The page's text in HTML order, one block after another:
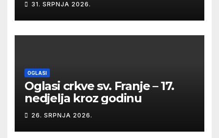
31. SRPNJA 2026.
OGLASI
Oglasi crkve sv. Franje – 17.
nedjelja kroz godinu
26. SRPNJA 2026.